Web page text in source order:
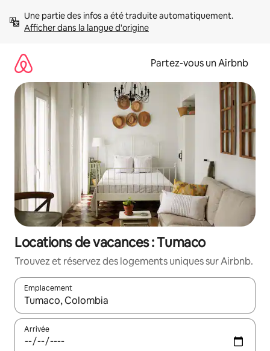
directement
Afficher dans la langue d'origine
Partez-vous un Airbnb
Locations de vacances : Tumaco
Trouvez et réservez des logements uniques sur Airbnb.
Emplacement
Quand les résultats sont affichés, parcourez-les en utilisant
Arrivée